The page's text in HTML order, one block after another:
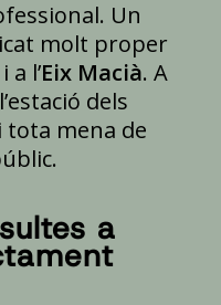
Un
molt proper
i a l’Eix Macià. A
dels
i tota mena de
a